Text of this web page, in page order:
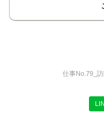
ありがとうございます！
大阪府大阪市港区波除5-
仕事No. 79_